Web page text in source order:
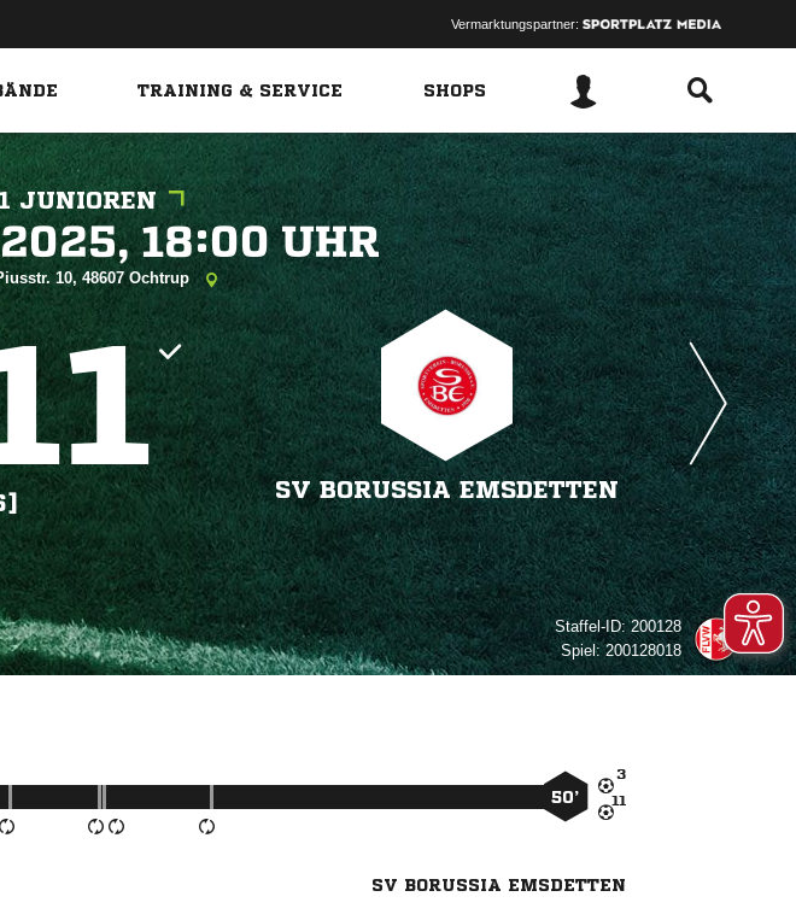
Vermarktungspartner:
TRAINING & SERVICE SHOPS
JUNIOREN
  
10, 48607 Ochtrup
SV BORUSSIA EMSDETTEN
Staffel-ID:200128
Spiel:200128018


50’
SV BORUSSIA EMSDETTEN